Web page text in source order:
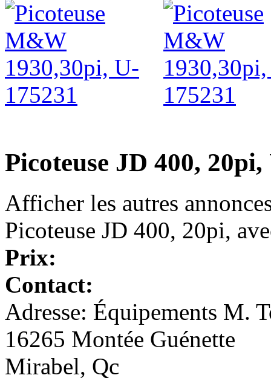
Picoteuse JD 400, 20pi,
Afficher les autres
Picoteuse JD 400, 20pi,
Prix:
Contact:
Adresse: Équipements M.
16265 Montée Guénette
Mirabel, Qc